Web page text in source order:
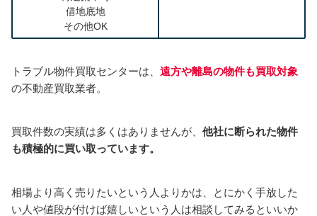
借地底地
その他OK
トラブル物件買取センターは、 遠方や離島の物件も買取対象
の不動産買取業者。
買取件数の実績は多くはありませんが、 他社に断られた物件
も積極的に買い取っています。
相場より高く売りたいという人よりかは、とにかく手放した
い人や値段が付けば嬉しいという人は相談してみるといいか